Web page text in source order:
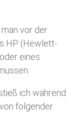
vor der
HP (Hewlett-
eines
ich während
folgender